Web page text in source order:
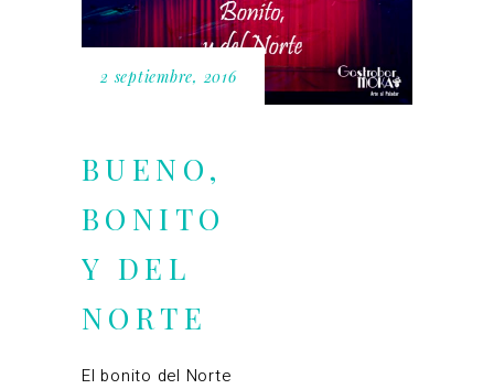
2 septiembre, 2016
BUENO,
BONITO
Y DEL
NORTE
El bonito del Norte